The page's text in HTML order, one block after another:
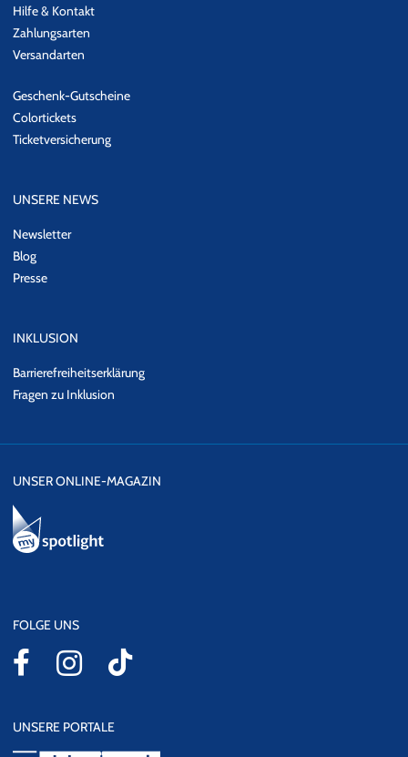
Hilfe & Kontakt
Zahlungsarten
Versandarten
Geschenk-Gutscheine
Colortickets
Ticketversicherung
UNSERE NEWS
Newsletter
Blog
Presse
INKLUSION
Barrierefreiheitserklärung
Fragen zu Inklusion
UNSER ONLINE-MAGAZIN
FOLGE UNS
UNSERE PORTALE